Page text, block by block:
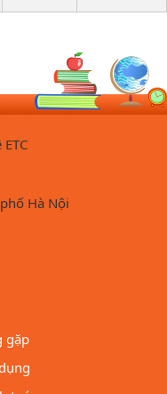
Hà Nội
gặp